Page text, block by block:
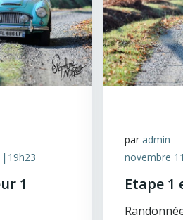
| 19h23
1
par admin
novembre
Etape 1